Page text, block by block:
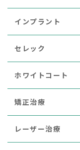
インプラント
セレック
ホワイトコート
矯正治療
レーザー治療